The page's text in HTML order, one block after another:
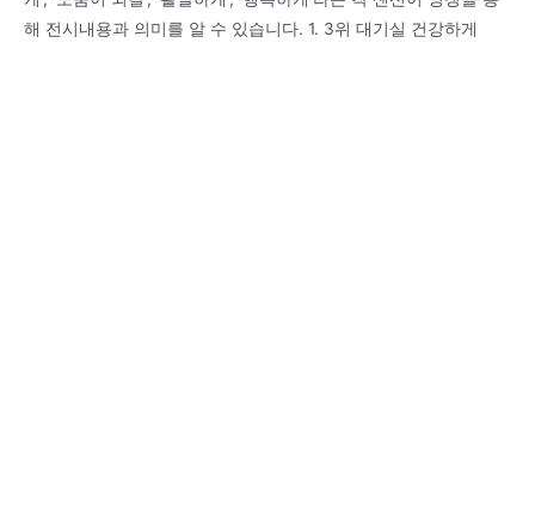
해 전시내용과 의미를 알 수 있습니다. 1. 3위 대기실 건강하게